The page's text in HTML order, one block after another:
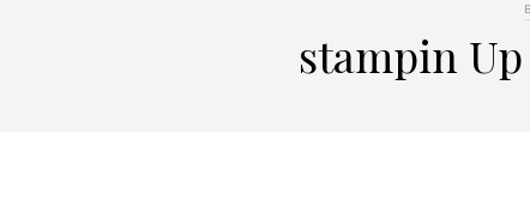
stampin